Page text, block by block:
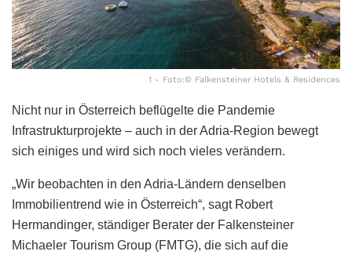
1 - Foto:© Falkensteiner Hotels & Residences
Nicht nur in Österreich beflügelte die Pandemie
Infrastrukturprojekte – auch in der Adria-Region bewegt
sich einiges und wird sich noch vieles verändern.
„Wir beobachten in den Adria-Ländern denselben
Immobilientrend wie in Österreich“, sagt Robert
Hermandinger, ständiger Berater der Falkensteiner
Michaeler Tourism Group (FMTG), die sich auf die